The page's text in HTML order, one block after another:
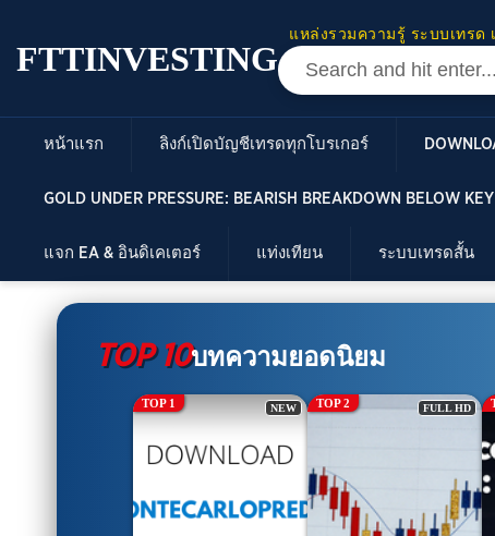
FTTINVESTING
แหล่งรวมความรู้ ระบบเทรด
หน้าแรก ลิงก์เปิดบัญชีเทรดทุกโบรเกอร์
GOLD UNDER PRESSURE: BEARISH BREAKDOWN BELOW
แจก EA & อินดิเคเตอร์ แท่งเทียน ระบบเทรดสั้น
TOP 10บทความยอดนิยม
TOP 1 NEW TOP 2 FULL HD